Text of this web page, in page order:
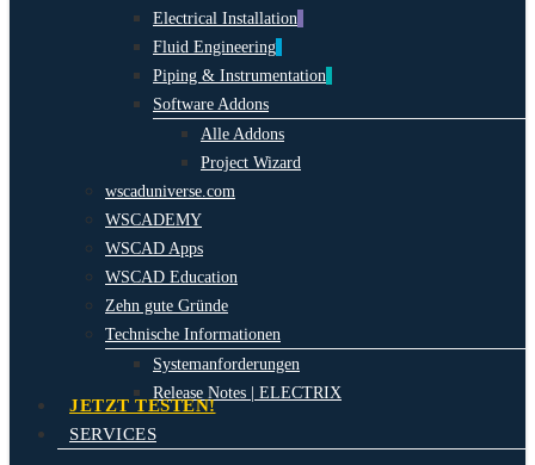
Electrical Installation
Fluid Engineering
Piping & Instrumentation
Software Addons
Alle Addons
Project Wizard
wscaduniverse.com
WSCADEMY
WSCAD Apps
WSCAD Education
Zehn gute Gründe
Technische Informationen
Systemanforderungen
Release Notes | ELECTRIX
JETZT TESTEN!
SERVICES